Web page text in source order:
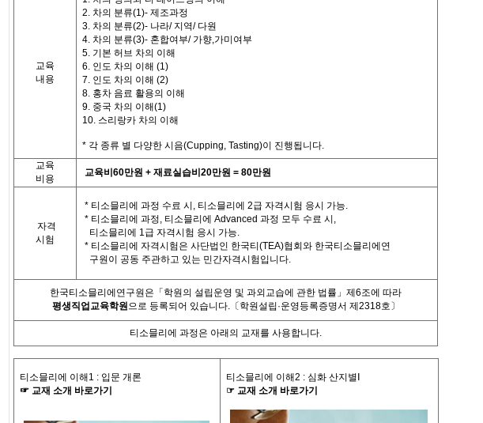
교육
내용
2. 차의 분류(1)- 제조과정
3. 차의 분류(2)- 나라/ 지역/ 다원
4. 차의 분류(3)- 혼합여부/ 가향,가미여부
5. 기본 허브 차의 이해
6. 인도 차의 이해 (1)
7. 인도 차의 이해 (2)
8. 홍차 음료 활용의 이해
9. 중국 차의 이해(1)
10. 스리랑카 차의 이해
* 각 종류 별 다양한 시음(Cupping, Tasting)이 진행됩니다.
교육
비용
교육비 60만원 + 재료실습비 20만원 = 80만원
자격
시험
* 티소믈리에 과정 수료 시 , 티소믈리에 2급 자격시험 응시 가능.
* 티소믈리에 과정, 티소믈리에 Advanced 과정 모두 수료 시 ,
티소믈리에 1급 자격시험 응시 가능.
* 티소믈리에 자격시험은 사단법인 한국티 (TEA)협회와 한국티소믈리에연
구원이 공동 주관하고 있는 민간자격시험입니다.
한국티소믈리에연구원은「학원의 설립운영 및 과외교습에 관한 법률」제 6조에 따라
평생직업교육학원으로 등록되어 있습니다.〔학원설립·운영등록증명서 제2318호〕
티소믈리에 과정은 아래의 교재를 사용합니다.
티소믈리에 이해 1 : 입문 개론
☞ 교재 소개 바로가기
티소믈리에 이해2 : 심화 산지별
☞ 교재 소개 바로가기